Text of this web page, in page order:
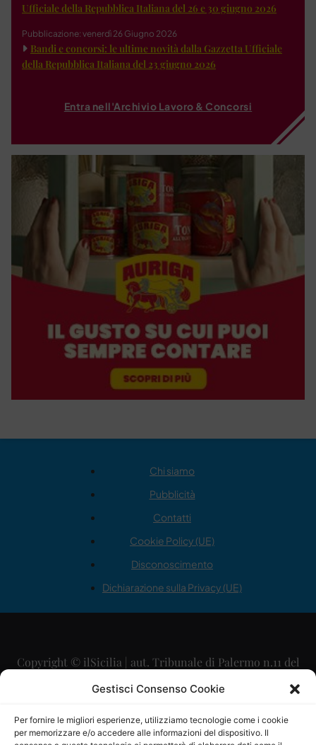
Gestisci Consenso Cookie
Per fornire le migliori esperienze, utilizziamo tecnologie come i cookie
per memorizzare e/o accedere alle informazioni del dispositivo. Il
Ufficiale della Repubblica Italiana del 26 e 30 giugno 2026
Pubblicazione: venerdì 26 Giugno 2026
Bandi e concorsi: le ultime novità dalla Gazzetta Ufficiale
della Repubblica Italiana del 23 giugno 2026
Entra nell'Archivio Lavoro & Concorsi
Chi siamo
Pubblicità
Contatti
Cookie Policy (UE)
Disconoscimento
Dichiarazione sulla Privacy (UE)
Copyright © ilSicilia | aut. Tribunale di Palermo n.11 del
29/09/2015
Direttore Editoriale: Maurizio Scaglione